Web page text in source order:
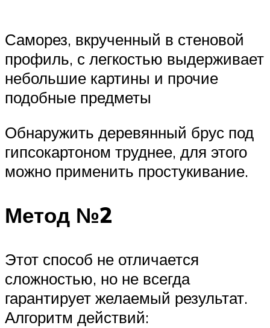
Саморез, вкрученный в стеновой
профиль, с легкостью выдерживает
небольшие картины и прочие
подобные предметы
Обнаружить деревянный брус под
гипсокартоном труднее, для этого
можно применить простукивание.
Метод №2
Этот способ не отличается
сложностью, но не всегда
гарантирует желаемый результат.
Алгоритм действий: